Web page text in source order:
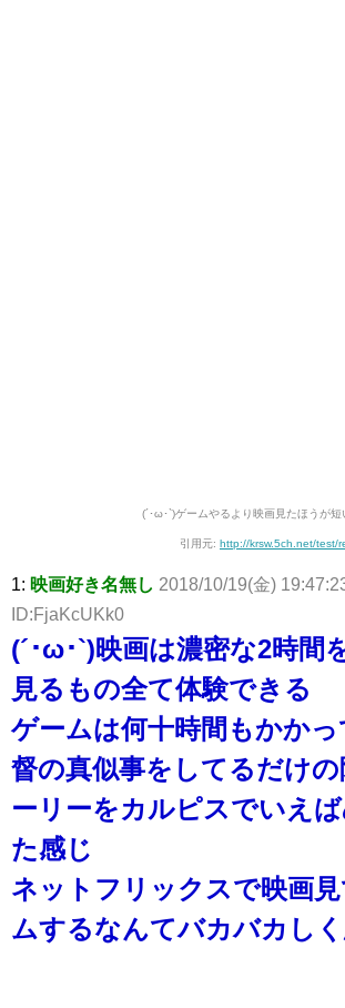
(´･ω･`)ゲームやるより映画見たほうが
引用元: http://krsw.5ch.net/test/
1: 映画好き名無し 2018/10/19(金)
ID:FjaKcUKk0
(´･ω･`)映画は濃密な2時間
見るもの全て体験できる
ゲームは何十時間もかか
督の真似事をしてるだけの
ーリーをカルピスでいえ
た感じ
ネットフリックスで映画
ムするなんてバカバカし